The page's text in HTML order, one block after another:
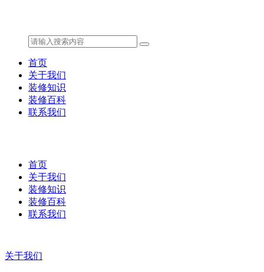
首页
关于我们
装修知识
装修百科
联系我们
首页
关于我们
装修知识
装修百科
联系我们
关于我们